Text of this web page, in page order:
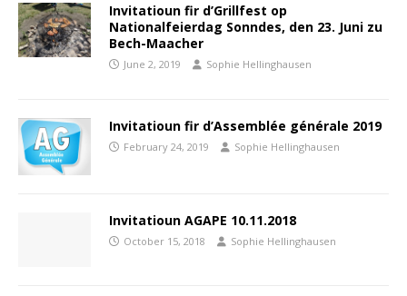
Invitatioun fir d’Grillfest op
Nationalfeierdag Sonndes, den 23. Juni zu
Bech-Maacher
June 2, 2019 Sophie Hellinghausen
Invitatioun fir d’Assemblée générale 2019
February 24, 2019 Sophie Hellinghausen
Invitatioun AGAPE 10.11.2018
October 15, 2018 Sophie Hellinghausen